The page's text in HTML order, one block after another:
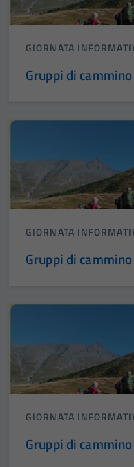
GIORNATA
Gruppi di
GIORNATA
Gruppi di
GIORNATA
Gruppi di